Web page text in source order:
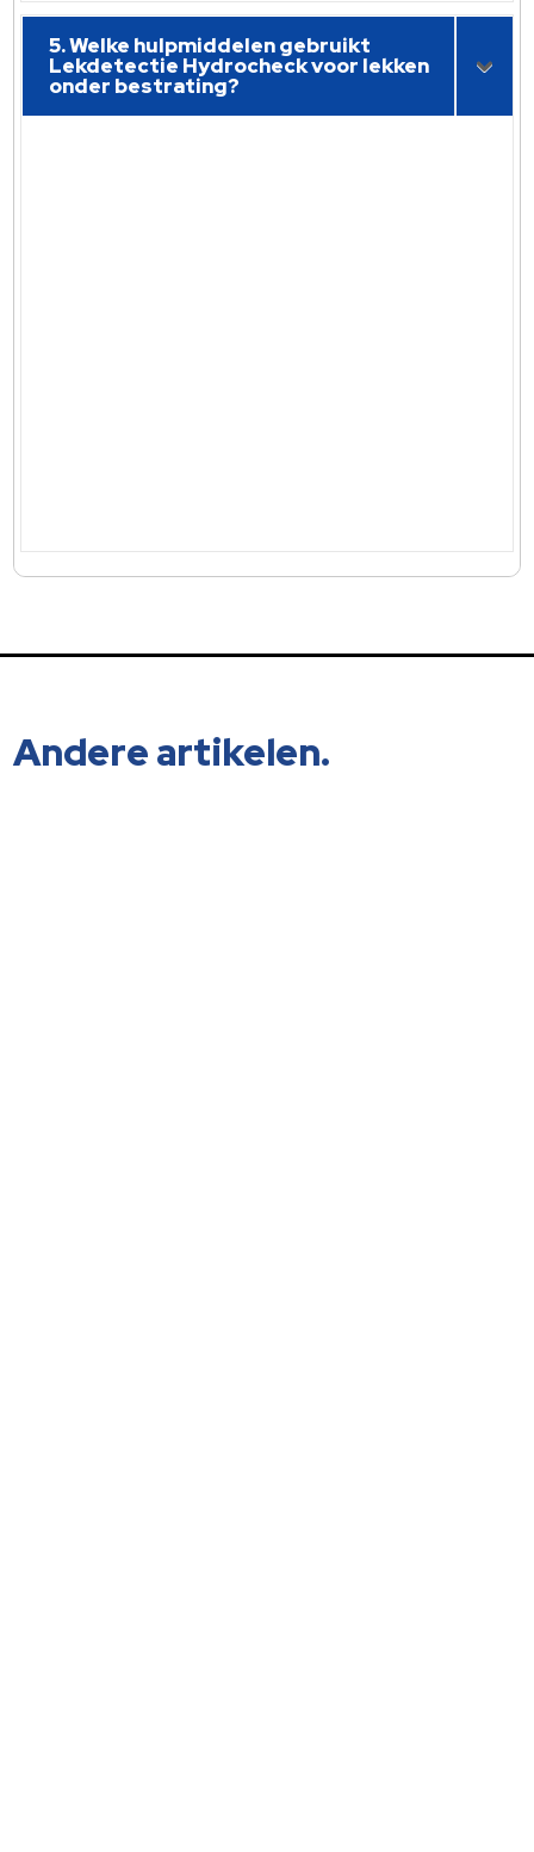
5. Welke hulpmiddelen gebruikt
Lekdetectie Hydrocheck voor lekken
onder bestrating?
Andere artikelen.